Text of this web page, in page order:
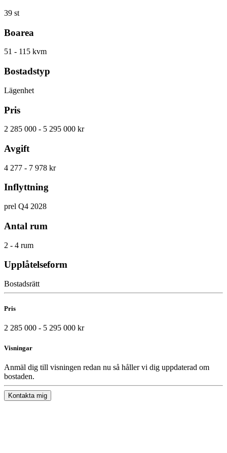
39 st
Boarea
51 - 115 kvm
Bostadstyp
Lägenhet
Pris
2 285 000 - 5 295 000 kr
Avgift
4 277 - 7 978 kr
Inflyttning
prel Q4 2028
Antal rum
2 - 4 rum
Upplåtelseform
Bostadsrätt
Pris
2 285 000 - 5 295 000 kr
Visningar
Anmäl dig till visningen redan nu så håller vi dig uppdaterad om
bostaden.
Kontakta mig